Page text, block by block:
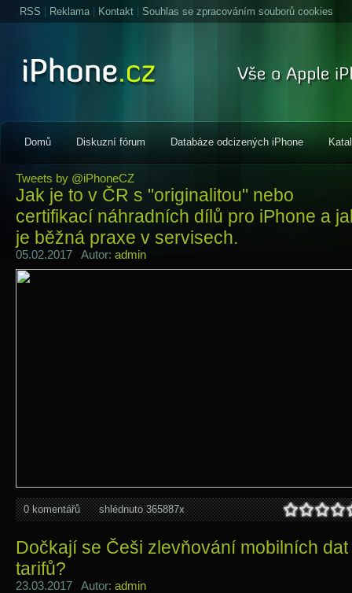
RSS Reklama| Kontakt Souhlas se zpracováním souborů cookies
Domů Diskuzní fórum Databáze odcizených iPhone
Tweets by @iPhoneCZ
Jak je to v ČR s "originalitou" nebo
certifikací náhradních dílů pro iPhone a
je běžná praxe v servisech.
05.02.2017 Autor: admin
0 komentářů shlédnuto 365887x
Dočkají se Češi zlevňování mobilních dat
tarifů?
23.03.2017 Autor: admin